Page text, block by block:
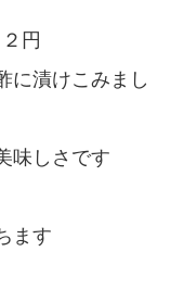
円
に漬けこみまし
美味しさです
ます